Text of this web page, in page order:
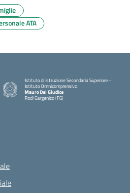
ATA
Istituto di Istruzione Secondaria Superiore -
Istituto Omnicomprensivo
Mauro Del Giudice
Rodi Garganico (FG)
— Visita la pagina iniziale della scuola